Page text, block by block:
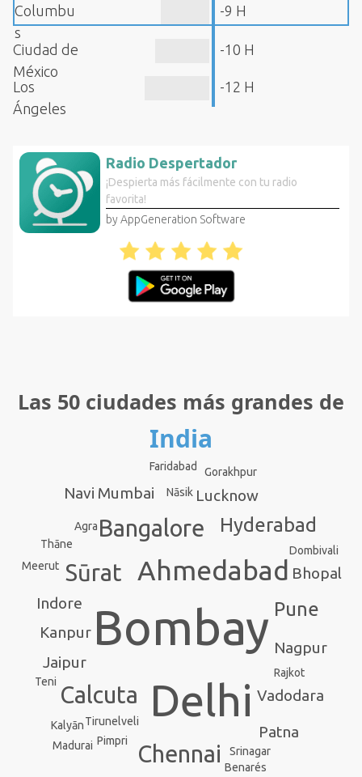
Columbu
s
-9 H
Ciudad de
México
-10 H
Los
Ángeles
-12 H
Radio Despertador
¡Despierta más fácilmente con tu radio
favorita!
by AppGeneration Software
Las 50 ciudades más grandes de
India
Bombay
Delhi
Ahmedabad
Bangalore
Calcuta
Sūrat
Chennai
Hyderabad
Pune
Kanpur
Jaipur
Navi Mumbai Lucknow
Nagpur
Indore
Vadodara
Patna
Bhopal
Tirunelveli
Agra
Rajkot
Gorakhpur
Nāsik
Pimpri
Kalyān
Thāne
Meerut
Faridabad
Dombivali
Benarés
Teni
Srinagar
Madurai